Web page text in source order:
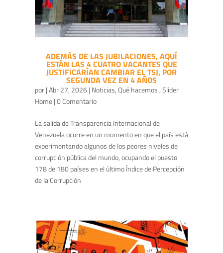
ADEMÁS DE LAS JUBILACIONES, AQUÍ
ESTÁN LAS 4 CUATRO VACANTES QUE
JUSTIFICARÍAN CAMBIAR EL TSJ, POR
SEGUNDA VEZ EN 4 AÑOS
por|Abr 27, 2026| Noticias,Qué hacemos ,Slider
Home| 0 Comentario
La salida de Transparencia Internacional de
Venezuela ocurre en un momento en que el país está
experimentando algunos de los peores niveles de
corrupción pública del mundo, ocupando el puesto
178 de 180 países en el último Índice de Percepción
de la Corrupción